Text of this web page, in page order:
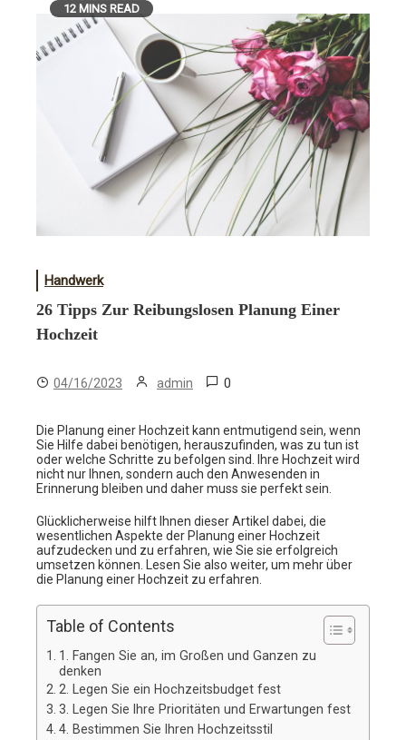
12 MINS READ
Handwerk
26 Tipps Zur Reibungslosen Planung Einer
Hochzeit
04/16/2023 admin 0
Die Planung einer Hochzeit kann entmutigend sein, wenn
Sie Hilfe dabei benötigen, herauszufinden, was zu tun ist
oder welche Schritte zu befolgen sind. Ihre Hochzeit wird
nicht nur Ihnen, sondern auch den Anwesenden in
Erinnerung bleiben und daher muss sie perfekt sein.
Glücklicherweise hilft Ihnen dieser Artikel dabei, die
wesentlichen Aspekte der Planung einer Hochzeit
aufzudecken und zu erfahren, wie Sie sie erfolgreich
umsetzen können. Lesen Sie also weiter, um mehr über
die Planung einer Hochzeit zu erfahren.
Table of Contents
1. Fangen Sie an, im Großen und Ganzen zu
denken
2. Legen Sie ein Hochzeitsbudget fest
3. Legen Sie Ihre Prioritäten und Erwartungen fest
4. Bestimmen Sie Ihren Hochzeitsstil